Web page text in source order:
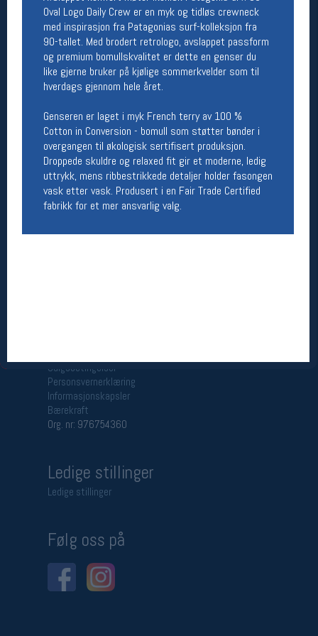
Oval Logo Daily Crew er en myk og tidløs crewneck
med inspirasjon fra Patagonias surf-kolleksjon fra
90-tallet. Med brodert retrologo, avslappet passform
og premium bomullskvalitet er dette en genser du
like gjerne bruker på kjølige sommerkvelder som til
hverdags gjennom hele året.
Genseren er laget i myk French terry av 100 %
Cotton in Conversion - bomull som støtter bønder i
overgangen til økologisk sertifisert produksjon.
Droppede skuldre og relaxed fit gir et moderne, ledig
uttrykk, mens ribbestrikkede detaljer holder fasongen
vask etter vask. Produsert i en Fair Trade Certified
fabrikk for et mer ansvarlig valg.
Åpningstider butikk
Man-Fredag:
11-18
Lørdag:
11-16
Team Oslo Sportslager
Magasinet
Medlemstilbud og aktiviteter
MELD DEG INN GRATIS
Åpningstider verkstedet
Salgsbetingelser
Personsvernerklæring
Informasjonskapsler
Bærekraft
Org. nr: 976754360
Ledige stillinger
Ledige stillinger
Følg oss på